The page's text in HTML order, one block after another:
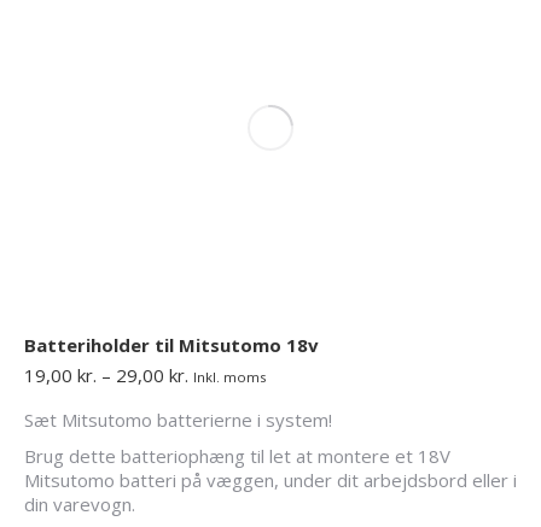
Batteriholder til Mitsutomo 18v
19,00 kr. – 29,00 kr. Prisinterval:
til
29,00 kr.
Inkl. moms
Sæt Mitsutomo batterierne i system!
Brug dette batteriophæng til let at montere et 18V
Mitsutomo batteri på væggen, under dit arbejdsbord eller i
din varevogn.